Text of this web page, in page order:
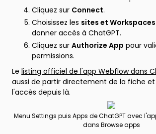
Cliquez sur Connect.
Choisissez les sites et Workspaces
donner accès à ChatGPT.
Cliquez sur Authorize App pour
permissions.
Le listing officiel de l'app Webflow dans
aussi de partir directement de la fiche
l'accès depuis là.
Menu Settings puis Apps de ChatGPT avec
dans Browse apps